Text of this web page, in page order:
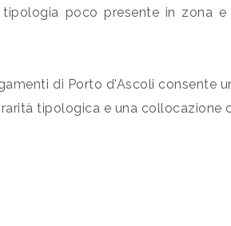
poco presente in zona
di Porto d'Ascoli consente
tipologica e una collocazione